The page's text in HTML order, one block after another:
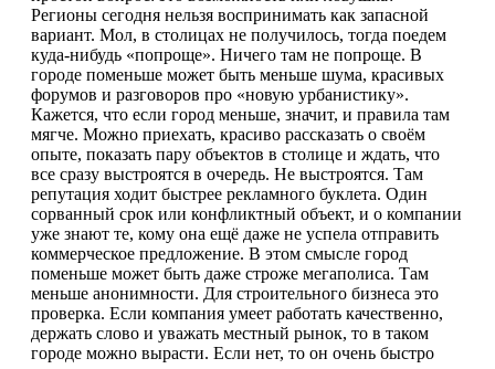
Регионы сегодня нельзя воспринимать как запасной
вариант. Мол, в столицах не получилось, тогда поедем
куда-нибудь «попроще». Ничего там не попроще. В
городе поменьше может быть меньше шума, красивых
форумов и разговоров про «новую урбанистику».
Кажется, что если город меньше, значит, и правила там
мягче. Можно приехать, красиво рассказать о своём
опыте, показать пару объектов в столице и ждать, что
все сразу выстроятся в очередь. Не выстроятся. Там
репутация ходит быстрее рекламного буклета. Один
сорванный срок или конфликтный объект, и о компании
уже знают те, кому она ещё даже не успела отправить
коммерческое предложение. В этом смысле город
поменьше может быть даже строже мегаполиса. Там
меньше анонимности. Для строительного бизнеса это
проверка. Если компания умеет работать качественно,
держать слово и уважать местный рынок, то в таком
городе можно вырасти. Если нет, то он очень быстро